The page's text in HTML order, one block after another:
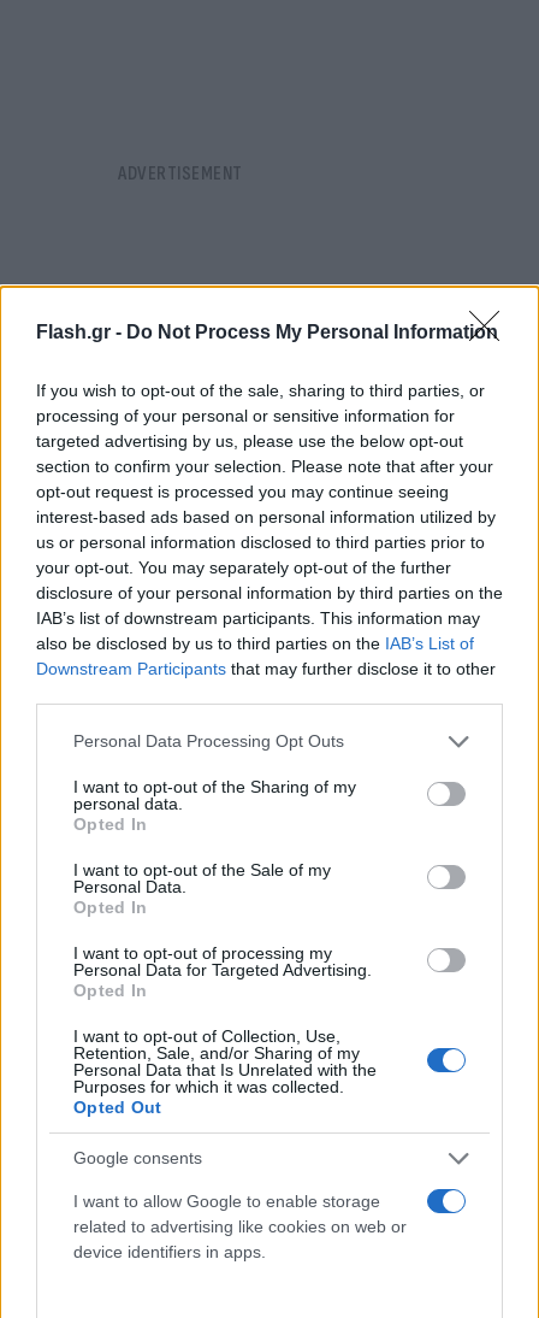
Flash.gr - Do Not Process My Personal Information
If you wish to opt-out of the sale, sharing to third parties, or
processing of your personal or sensitive information for
targeted advertising by us, please use the below opt-out
section to confirm your selection. Please note that after your
opt-out request is processed you may continue seeing
interest-based ads based on personal information utilized by
us or personal information disclosed to third parties prior to
your opt-out. You may separately opt-out of the further
disclosure of your personal information by third parties on the
IAB’s list of downstream participants. This information may
also be disclosed by us to third parties on the IAB’s List of
Downstream Participants that may further disclose it to other
Please note that this website/app uses one or more Google
not limited to your visit or usage behaviour. You may click to
grant or deny consent to Google and its third-party tags to
use your data for below specified purposes in below Google
consent section.
Personal Data Processing Opt Outs
I want to opt-out of the Sharing of my
personal data.
Opted In
I want to opt-out of the Sale of my
Personal Data.
Opted In
I want to opt-out of processing my
Personal Data for Targeted Advertising.
Opted In
I want to opt-out of Collection, Use,
Retention, Sale, and/or Sharing of my
Personal Data that Is Unrelated with the
Purposes for which it was collected.
Opted Out
Google consents
I want to allow Google to enable storage
related to advertising like cookies on web or
device identifiers in apps.
Πατάτες
Καθαρίζουμε και κόβουμε τις πατάτες κυδωνάτες.
Τις βάζουμε στο ταψί, τις περιχύνουμε με το
ελαιόλαδο, το λεμόνι, τη ρίγανη, αλάτι, πιπέρι και
προσθέτουμε το ποτήρι με το ζεστό νερό.
Μπιφτέκια
Πλάθουμε τα μπιφτέκια και τα τοποθετούμε
ανάμεσα στις πατάτες στο ταψί.